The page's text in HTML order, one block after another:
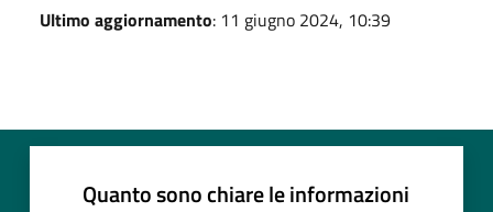
Ultimo aggiornamento: 11 giugno 2024, 10:39
Quanto sono chiare le informazioni